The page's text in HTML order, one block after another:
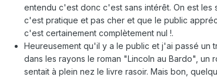
entendu c'est donc c'est sans intérêt. On est les
c'est pratique et pas cher et que le public
c'est certainement complètement nul !.
Heureusement qu'il y a le public et j'ai passé un
dans les rayons le roman "Lincoln au Bardo",
sentait à plein nez le livre rasoir. Mais bon,